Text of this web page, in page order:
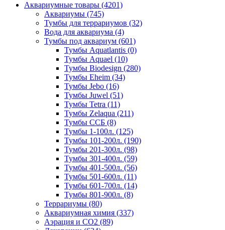
Аквариумные товары (4201)
Аквариумы (745)
Тумбы для террариумов (32)
Вода для аквариума (4)
Тумбы под аквариум (601)
Тумбы Aquatlantis (0)
Тумбы Aquael (10)
Тумбы Biodesign (280)
Тумбы Eheim (34)
Тумбы Jebo (16)
Тумбы Juwel (51)
Тумбы Tetra (11)
Тумбы Zelaqua (211)
Тумбы ССБ (8)
Тумбы 1-100л. (125)
Тумбы 101-200л. (190)
Тумбы 201-300л. (98)
Тумбы 301-400л. (59)
Тумбы 401-500л. (56)
Тумбы 501-600л. (11)
Тумбы 601-700л. (14)
Тумбы 801-900л. (8)
Террариумы (80)
Аквариумная химия (337)
Аэрация и CO2 (89)